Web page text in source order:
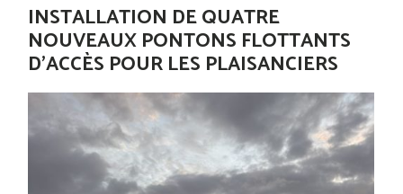
INSTALLATION DE QUATRE
NOUVEAUX PONTONS FLOTTANTS
D’ACCÈS POUR LES PLAISANCIERS